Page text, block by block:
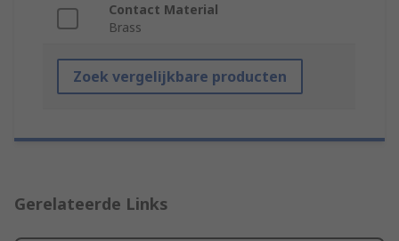
Contact Material
Brass
Zoek vergelijkbare producten
Gerelateerde Links